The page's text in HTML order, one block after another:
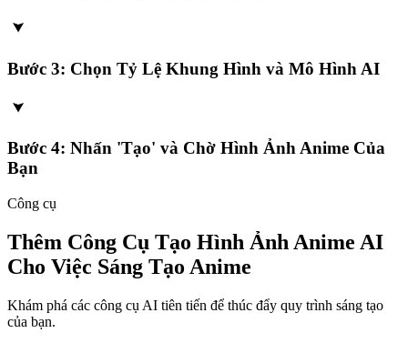
Bước 3: Chọn Tỷ Lệ Khung Hình và Mô Hình AI
Bước 4: Nhấn 'Tạo' và Chờ Hình Ảnh Anime Của
Bạn
Công cụ
Thêm Công Cụ Tạo Hình Ảnh Anime AI
Cho Việc Sáng Tạo Anime
Khám phá các công cụ AI tiên tiến để thúc đẩy quy trình sáng tạo
của bạn.